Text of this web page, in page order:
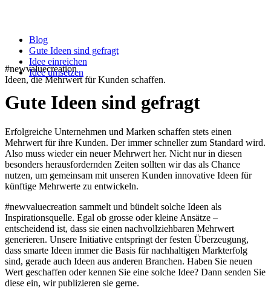
#newvaluecreation
Ideen, die Mehrwert für Kunden schaffen.
Blog
Gute Ideen sind gefragt
Idee einreichen
Idee umsetzen
Gute Ideen sind gefragt
Erfolgreiche Unternehmen und Marken schaffen stets einen
Mehrwert für ihre Kunden. Der immer schneller zum Standard wird.
Also muss wieder ein neuer Mehrwert her. Nicht nur in diesen
besonders herausfordernden Zeiten sollten wir das als Chance
nutzen, um gemeinsam mit unseren Kunden innovative Ideen für
künftige Mehrwerte zu entwickeln.
#newvaluecreation sammelt und bündelt solche Ideen als
Inspirationsquelle. Egal ob grosse oder kleine Ansätze –
entscheidend ist, dass sie einen nachvollziehbaren Mehrwert
generieren. Unsere Initiative entspringt der festen Überzeugung,
dass smarte Ideen immer die Basis für nachhaltigen Markterfolg
sind, gerade auch Ideen aus anderen Branchen. Haben Sie neuen
Wert geschaffen oder kennen Sie eine solche Idee? Dann senden Sie
diese ein, wir publizieren sie gerne.